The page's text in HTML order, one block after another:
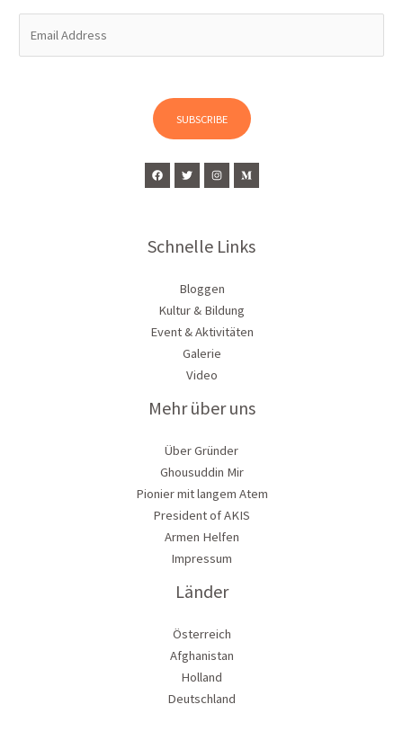
SUBSCRIBE
Schnelle Links
Bloggen
Kultur & Bildung
Event & Aktivitäten
Galerie
Video
Mehr über uns
Über Gründer
Ghousuddin Mir
Pionier mit langem Atem
President of AKIS
Armen Helfen
Impressum
Länder
Österreich
Afghanistan
Holland
Deutschland